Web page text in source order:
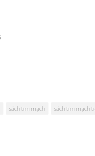
sách tim mạch
sách tim mạch